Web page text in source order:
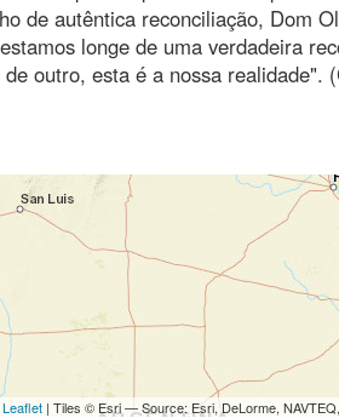
de autêntica reconciliação, Dom
longe de uma verdadeira
de outro, esta é a nossa realidade".
Leaflet| Tiles © Esri — Source: Esri, DeLorme,